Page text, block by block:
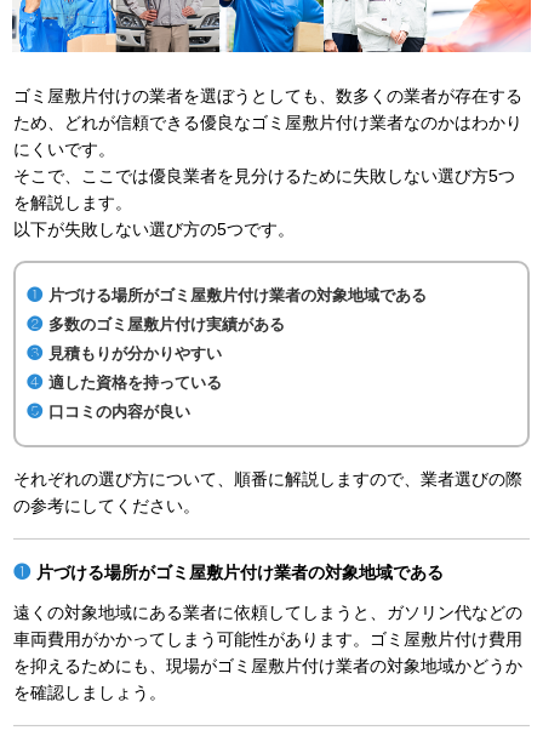
ゴミ屋敷片付けの業者を選ぼうとしても、数多くの業者が存在する
ため、どれが信頼できる優良なゴミ屋敷片付け業者なのかはわかり
にくいです。
そこで、ここでは優良業者を見分けるために失敗しない選び方5つ
を解説します。
以下が失敗しない選び方の5つです。
片づける場所がゴミ屋敷片付け業者の対象地域である
多数のゴミ屋敷片付け実績がある
見積もりが分かりやすい
適した資格を持っている
口コミの内容が良い
それぞれの選び方について、順番に解説しますので、業者選びの際
の参考にしてください。
片づける場所がゴミ屋敷片付け業者の対象地域である
遠くの対象地域にある業者に依頼してしまうと、ガソリン代などの
車両費用がかかってしまう可能性があります。ゴミ屋敷片付け費用
を抑えるためにも、現場がゴミ屋敷片付け業者の対象地域かどうか
を確認しましょう。